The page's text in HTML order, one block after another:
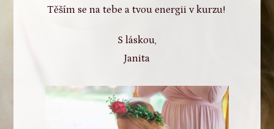
Těším se na tebe a tvou energii v kurzu!
S láskou,
Janita